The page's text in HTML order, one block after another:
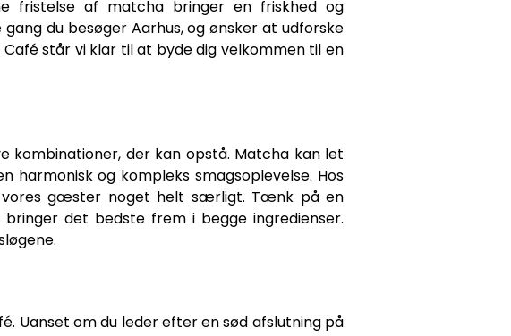
fristelse af matcha bringer en friskhed og
du besøger Aarhus, og ønsker at udforske
står vi klar til at byde dig velkommen til en
der kan opstå. Matcha kan let
og kompleks smagsoplevelse. Hos
vores gæster noget helt særligt. Tænk på en
det bedste frem i begge ingredienser.
Uanset om du leder efter en sød afslutning på